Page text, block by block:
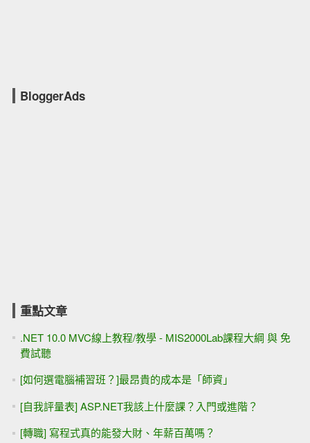
BloggerAds
重點文章
.NET 10.0 MVC線上教程/教學 - MIS2000Lab課程大綱 與 免
費試聽
[如何選電腦補習班？]最昂貴的成本是「師資」
[自我評量表] ASP.NET我該上什麼課？入門或進階？
[轉職] 寫程式真的能發大財、年薪百萬嗎？